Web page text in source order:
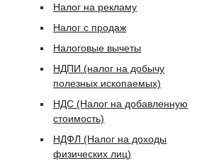
Налог на рекламу
Налог с продаж
Налоговые вычеты
НДПИ (налог на добычу
полезных ископаемых)
НДС (Налог на добавленную
стоимость)
НДФЛ (Налог на доходы
физических лиц)